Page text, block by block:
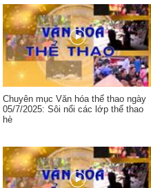
Chuyên mục Văn hóa thể thao ngày
05/7/2025: Sôi nổi các lớp thể thao
hè